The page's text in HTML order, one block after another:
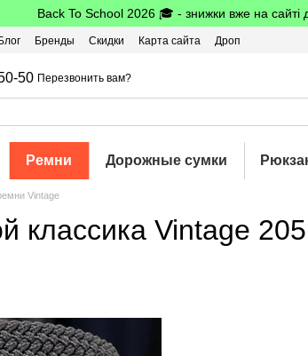
Back To School 2026 🎓 - знижки вже на сайті
Блог Бренды Скидки Карта сайта
Дроп
50 Перезвонить вам?
Ремни Дорожные сумки
Vintage
классика Vintage